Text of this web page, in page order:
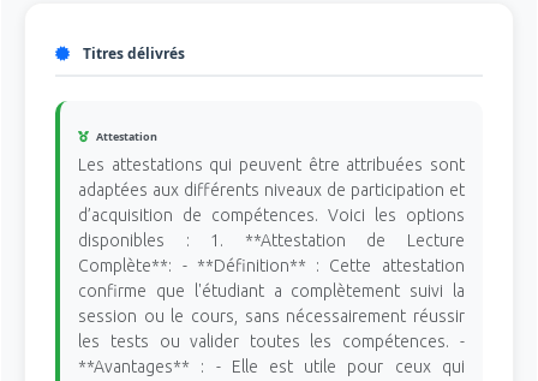
Titres délivrés
Attestation
Les attestations qui peuvent être attribuées sont
adaptées aux différents niveaux de participation et
d’acquisition de compétences. Voici les options
disponibles : 1. **Attestation de Lecture
Complète**: - **Définition** : Cette attestation
confirme que l'étudiant a complètement suivi la
session ou le cours, sans nécessairement réussir
les tests ou valider toutes les compétences. -
**Avantages** : - Elle est utile pour ceux qui